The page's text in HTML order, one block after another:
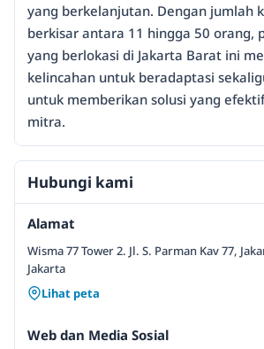
yang berkelanjutan. Dengan jumlah
berkisar antara 11 hingga 50 orang,
yang berlokasi di Jakarta Barat ini
kelincahan untuk beradaptasi
untuk memberikan solusi yang
mitra.
Hubungi kami
Alamat
Wisma 77 Tower 2. Jl. S. Parman Kav 77,
Jakarta
Lihat peta
Web dan Media Sosial